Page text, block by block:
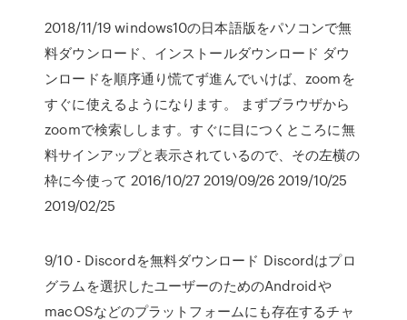
2018/11/19 windows10の日本語版をパソコンで無
料ダウンロード、インストールダウンロード ダウ
ンロードを順序通り慌てず進んでいけば、zoomを
すぐに使えるようになります。 まずブラウザから
zoomで検索しします。すぐに目につくところに無
料サインアップと表示されているので、その左横の
枠に今使って 2016/10/27 2019/09/26 2019/10/25
2019/02/25
9/10 - Discordを無料ダウンロード Discordはプロ
グラムを選択したユーザーのためのAndroidや
macOSなどのプラットフォームにも存在するチャ